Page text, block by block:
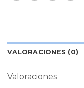
VALORACIONES (0)
Valoraciones